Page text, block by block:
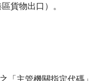
貨物出口）。